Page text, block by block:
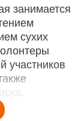
занимается
сухих
участников